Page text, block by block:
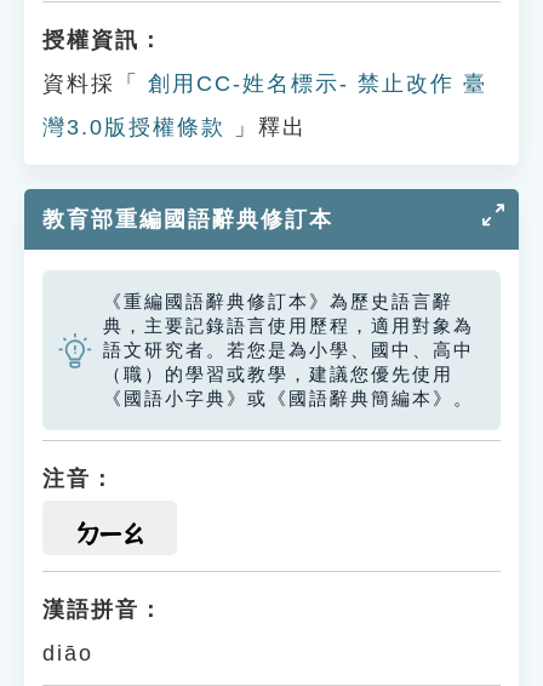
授權資訊：
資料採「
創用CC-姓名標示- 禁止改作 臺
灣3.0版授權條款
」釋出
教育部重編國語辭典修訂本
《重編國語辭典修訂本》為歷史語言辭
典，主要記錄語言使用歷程，適用對象為
語文研究者。若您是為小學、國中、高中
（職）的學習或教學，建議您優先使用
《國語小字典》或《國語辭典簡編本》。
注音：
ㄉㄧㄠ
漢語拼音：
diāo